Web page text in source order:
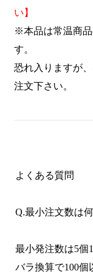
い】
※本品は常温商品
す。
恐れ入りますが
注文下さい。
よくある質問
Q.最小注文数は
最小発注数は5個
バラ換算で100個